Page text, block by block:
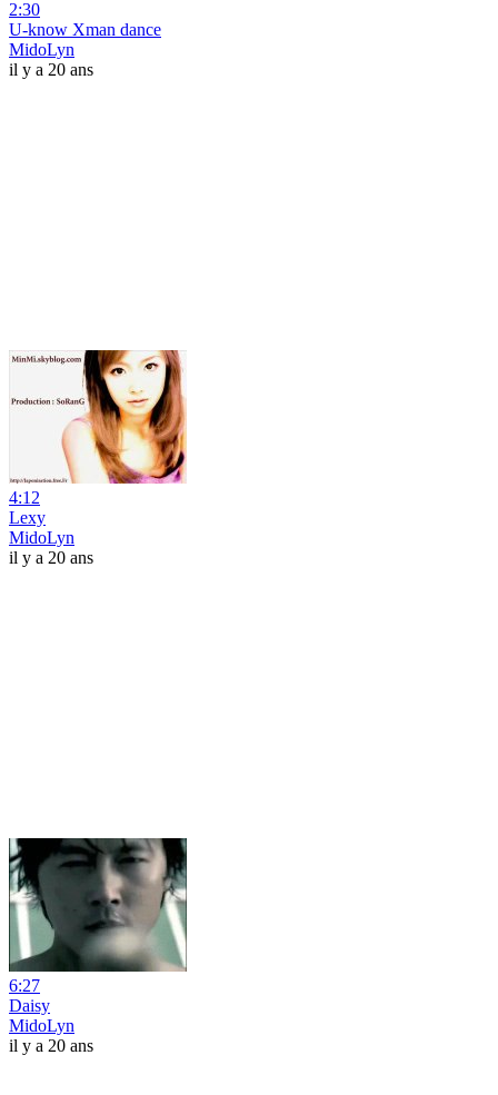
2:30
U-know Xman dance
MidoLyn
il y a 20 ans
4:12
Lexy
MidoLyn
il y a 20 ans
6:27
Daisy
MidoLyn
il y a 20 ans